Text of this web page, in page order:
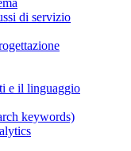
di servizio
e il linguaggio
keywords)